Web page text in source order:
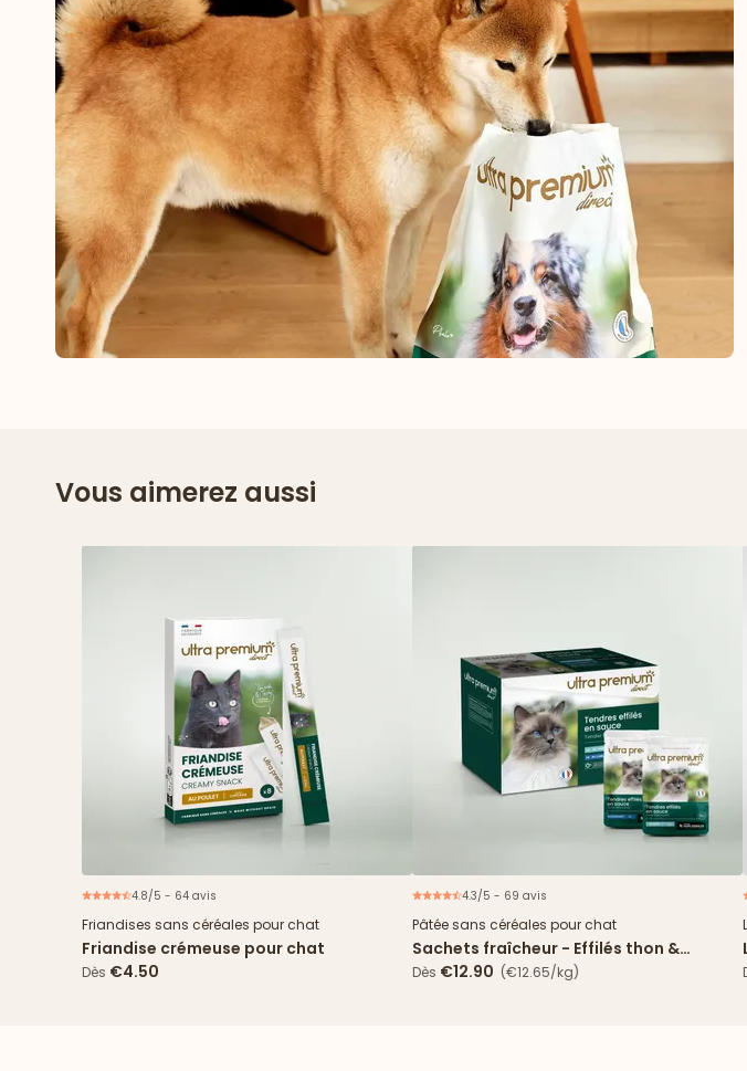
Vous aimerez aussi
4.8/5 - 64 avis
Friandises sans céréales pour chat
Friandise crémeuse pour chat
Dès €4.50
4.3/5 - 69 avis
Pâtée sans céréales pour chat
Sachets fraîcheur - Effilés thon &
cabillaud en sauce
Dès €12.90 (€12.65/kg)